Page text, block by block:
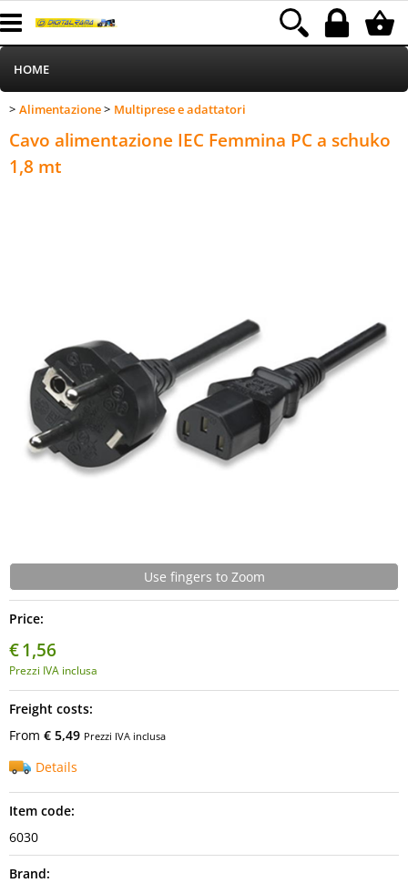
Category: HOME>Alimentazione>Multiprese e adattatori
HOME
Informatica
Telefonia
Alimentazione
Illuminazione
Alimentazione Multiprese e adattatori
Cavo alimentazione IEC Femmina PC a schuko
1,8 mt
Use fingers to Zoom
Price:
€1,56
Prezzi IVA inclusa
Freight costs:
From € 5,49 Prezzi IVA inclusa
Details
Item code:
6030
Brand: